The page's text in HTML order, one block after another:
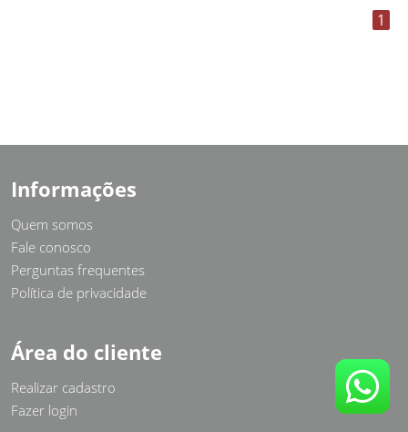
1
Informações
Quem somos
Fale conosco
Perguntas frequentes
Política de privacidade
Área do cliente
Realizar cadastro
Fazer login